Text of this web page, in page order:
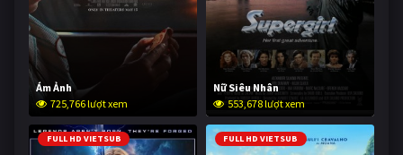
Ám Ảnh
725,766 lượt xem
Nữ Siêu Nhân
553,678 lượt xem
FULL HD VIETSUB FULL HD VIETSUB